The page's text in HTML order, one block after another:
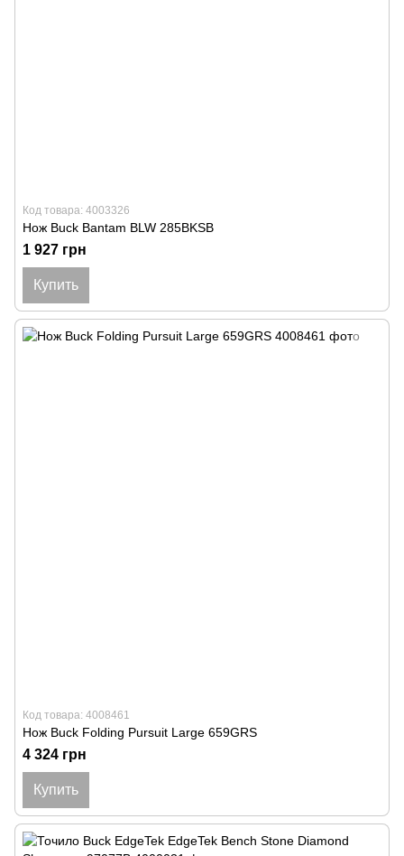
Код товара: 4003326
Нож Buck Bantam BLW 285BKSB
1 927 грн
Купить
Код товара: 4008461
Нож Buck Folding Pursuit Large 659GRS
4 324 грн
Купить